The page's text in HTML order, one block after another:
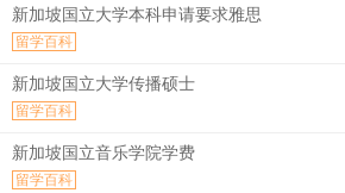
新加坡国立大学本科申请要求雅思
留学百科
新加坡国立大学传播硕士
留学百科
新加坡国立音乐学院学费
留学百科